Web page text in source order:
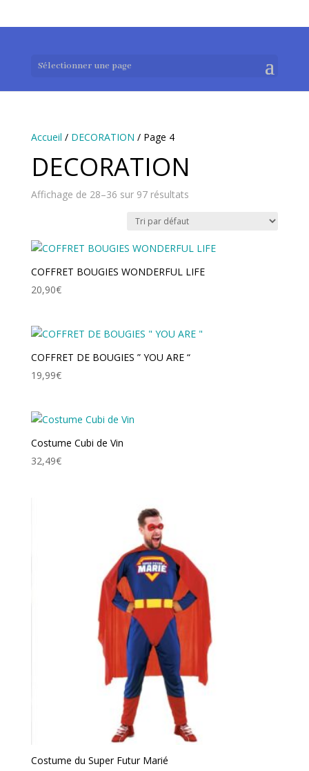
Sélectionner une page
Accueil / DECORATION / Page 4
DECORATION
Affichage de 28–36 sur 97 résultats
COFFRET BOUGIES WONDERFUL LIFE
20,90€
COFFRET DE BOUGIES ” YOU ARE “
19,99€
Costume Cubi de Vin
32,49€
Costume du Super Futur Marié